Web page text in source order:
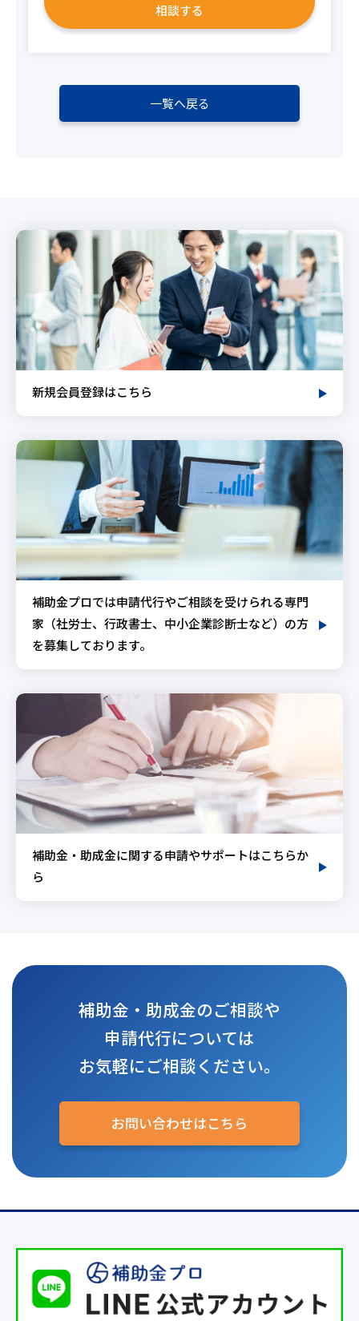
相談する
一覧へ戻る
新規会員登録はこちら
補助金プロでは申請代行やご相談を受けられる専門
家（社労士、行政書士、中小企業診断士など）の方
を募集しております。
補助金・助成金に関する申請やサポートはこちらか
ら
補助金・助成金のご相談や
申請代行については
お気軽にご相談ください。
お問い合わせはこちら